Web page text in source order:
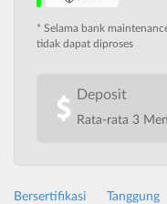
* Selama bank
tidak dapat diproses
Deposit
Rata-rata 3
Bersertifikasi
Tanggung